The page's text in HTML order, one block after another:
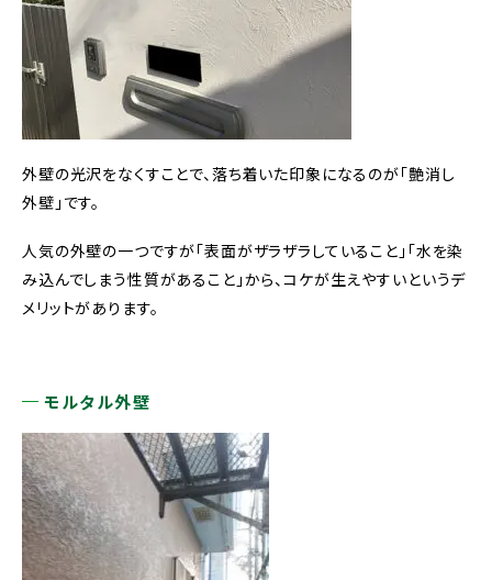
外壁の光沢をなくすことで、落ち着いた印象になるのが「艶消し
外壁」です。
人気の外壁の一つですが「表面がザラザラしていること」「水を染
み込んでしまう性質があること」から、コケが生えやすいというデ
メリットがあります。
モルタル外壁